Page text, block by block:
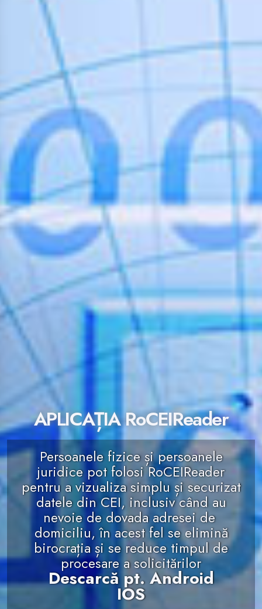
APLICAȚIA RoCEIReader
Persoanele fizice și persoanele
juridice pot folosi RoCEIReader
pentru a vizualiza simplu și securizat
datele din CEI, inclusiv când au
nevoie de dovada adresei de
domiciliu, în acest fel se elimină
birocrația și se reduce timpul de
procesare a solicitărilor
Descarcă pt. Android
IOS